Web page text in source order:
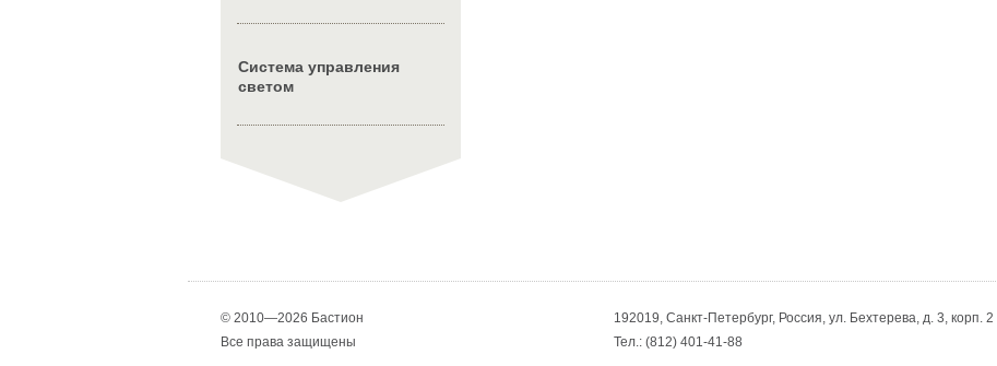
Система управления
светом
© 2010—2026 Бастион
Все права защищены
192019, Санкт-Петербург, Россия, ул. Бехтерева, д. 3, корп. 2
Тел.: (812) 401-41-88